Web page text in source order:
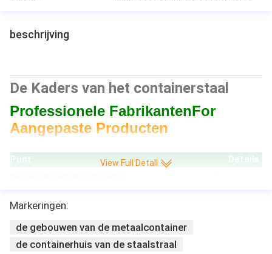
beschrijving
De Kaders van het containerstaal
Professionele FabrikantenFor
Aangepaste Producten
Punt Details
Het Kader van het bodemstaal
View Full Detall
Markeringen:
de gebouwen van de metaalcontainer
de containerhuis van de staalstraal